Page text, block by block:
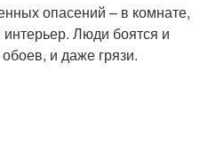
опасений – в комнате,
интерьер. Люди боятся и
и даже грязи.